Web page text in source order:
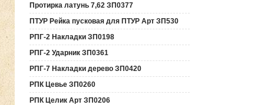
Протирка латунь 7,62 ЗП0377
ПТУР Рейка пусковая для ПТУР Арт ЗП530
РПГ-2 Накладки ЗП0198
РПГ-2 Ударник ЗП0361
РПГ-7 Накладки дерево ЗП0420
РПК Цевье ЗП0260
РПК Целик Арт ЗП0206